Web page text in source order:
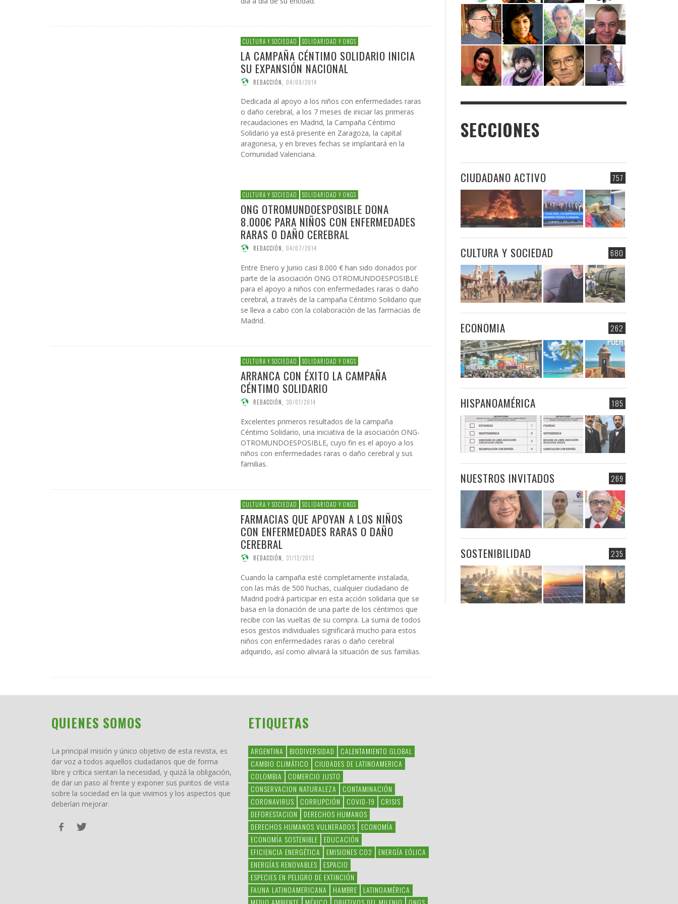
CULTURA Y SOCIEDAD SOLIDARIDAD Y ONGS
LA CAMPAÑA CÉNTIMO SOLIDARIO INICIA
SU EXPANSIÓN NACIONAL
REDACCIÓN 04/08/2014
Dedicada al apoyo a los niños con enfermedades raras
o daño cerebral, a los 7 meses de iniciar las primeras
recaudaciones en Madrid, la Campaña Céntimo
Solidario ya está presente en Zaragoza, la capital
aragonesa, y en breves fechas se implantará en la
Comunidad Valenciana.
CULTURA Y SOCIEDAD SOLIDARIDAD Y ONGS
ONG OTROMUNDOESPOSIBLE DONA
8.000€ PARA NIÑOS CON ENFERMEDADES
RARAS O DAÑO CEREBRAL
REDACCIÓN, 04/07/2014
Entre Enero y Junio casi 8.000 € han sido donados por
parte de la asociación ONG OTROMUNDOESPOSIBLE
para el apoyo a niños con enfermedades raras o daño
cerebral, a través de la campaña Céntimo Solidario que
se lleva a cabo con la colaboración de las farmacias de
Madrid.
CULTURA Y SOCIEDAD SOLIDARIDAD Y ONGS
ARRANCA CON ÉXITO LA CAMPAÑA
CÉNTIMO SOLIDARIO
REDACCIÓN 30/01/2014
Excelentes primeros resultados de la campaña
Céntimo Solidario, una iniciativa de la asociación ONG-
OTROMUNDOESPOSIBLE, cuyo fin es el apoyo a los
niños con enfermedades raras o daño cerebral y sus
familias.
CULTURA Y SOCIEDAD SOLIDARIDAD Y ONGS
FARMACIAS QUE APOYAN A LOS NIÑOS
CON ENFERMEDADES RARAS O DAÑO
CEREBRAL
REDACCIÓN 31/12/2013
Cuando la campaña esté completamente instalada,
con las más de 500 huchas, cualquier ciudadano de
Madrid podrá participar en esta acción solidaria que se
basa en la donación de una parte de los céntimos que
recibe con las vueltas de su compra. La suma de todos
esos gestos individuales significará mucho para estos
niños con enfermedades raras o daño cerebral
adquirido, así como aliviará la situación de sus familias.
SECCIONES
757
CIUDADANO ACTIVO
680
CULTURA Y SOCIEDAD
262
ECONOMIA
185
HISPANOAMÉRICA
269
NUESTROS INVITADOS
235
SOSTENIBILIDAD
QUIENES SOMOS
La principal misión y único objetivo de esta revista, es
dar voz a todos aquellos ciudadanos que de forma
libre y crítica sientan la necesidad, y quizá la obligación,
de dar un paso al frente y exponer sus puntos de vista
sobre la sociedad en la que vivimos y los aspectos que
deberían mejorar.
ETIQUETAS
ARGENTINA BIODIVERSIDAD
CALENTAMIENTO GLOBAL
CAMBIO CLIMÁTICO
CIUDADES DE LATINOAMERICA
COLOMBIA
COMERCIO JUSTO
CONSERVACION NATURALEZA
CONTAMINACIÓN
CORONAVIRUS
CORRUPCIÓN COVID-19
CRISIS
DEFORESTACION
DERECHOS HUMANOS
DERECHOS HUMANOS VULNERADOS
ECONOMÍA
ECONOMÍA SOSTENIBLE
EDUCACIÓN
EFICIENCIA ENERGÉTICA
EMISIONES CO2
ENERGÍA EÓLICA
ENERGÍAS RENOVABLES
ESPACIO
ESPECIES EN PELIGRO DE EXTINCIÓN
FAUNA LATINOAMERICANA
HAMBRE
LATINOAMÉRICA